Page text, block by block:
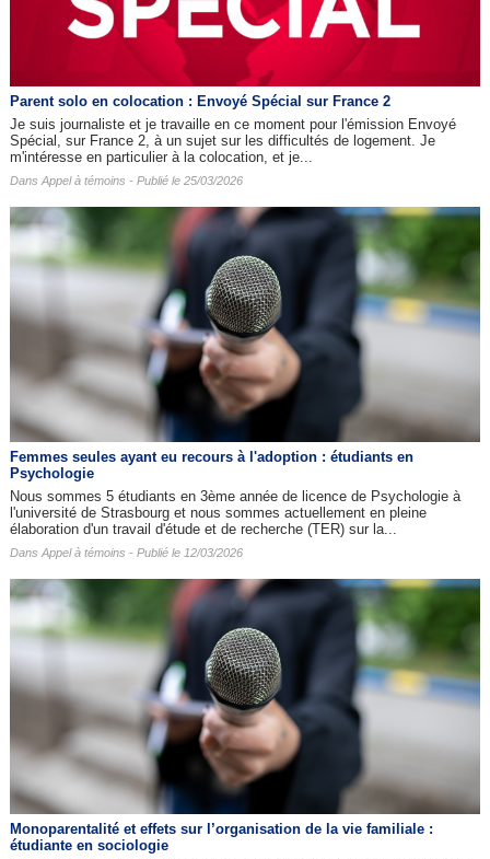
Parent solo en colocation : Envoyé Spécial sur France 2
Je suis journaliste et je travaille en ce moment pour l'émission Envoyé
Spécial, sur France 2, à un sujet sur les difficultés de logement. Je
m'intéresse en particulier à la colocation, et je...
Dans Appel à témoins - Publié le 25/03/2026
Femmes seules ayant eu recours à l'adoption : étudiants en
Psychologie
Nous sommes 5 étudiants en 3ème année de licence de Psychologie à
l'université de Strasbourg et nous sommes actuellement en pleine
élaboration d'un travail d'étude et de recherche (TER) sur la...
Dans Appel à témoins - Publié le 12/03/2026
Monoparentalité et effets sur l’organisation de la vie familiale :
étudiante en sociologie